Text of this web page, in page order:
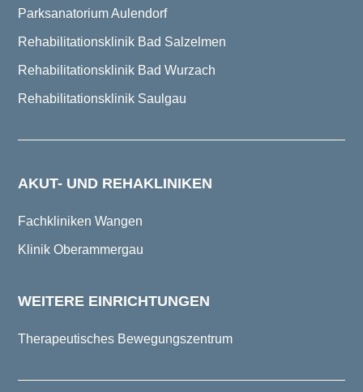
Parksanatorium Aulendorf
Rehabilitationsklinik Bad Salzelmen
Rehabilitationsklinik Bad Wurzach
Rehabilitationsklinik Saulgau
AKUT- UND REHAKLINIKEN
Fachkliniken Wangen
Klinik Oberammergau
WEITERE EINRICHTUNGEN
Therapeutisches Bewegungszentrum